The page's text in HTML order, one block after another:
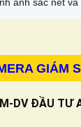
ảnh sắc nét và
GIÁM
DV ĐẦU TƯ